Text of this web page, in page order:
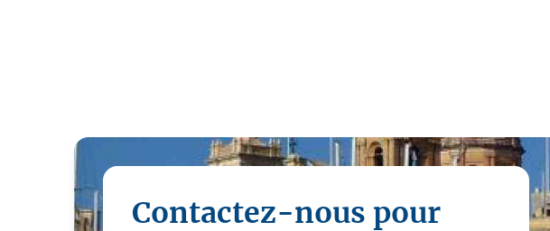
Contactez-nous pour